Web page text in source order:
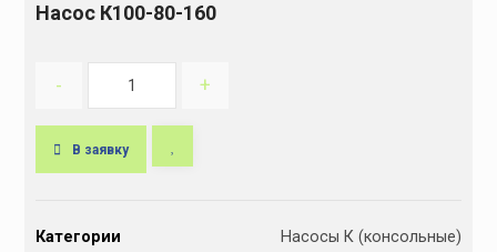
Насос К100-80-160
- +
В заявку
tКатегории Насосы К (консольные)